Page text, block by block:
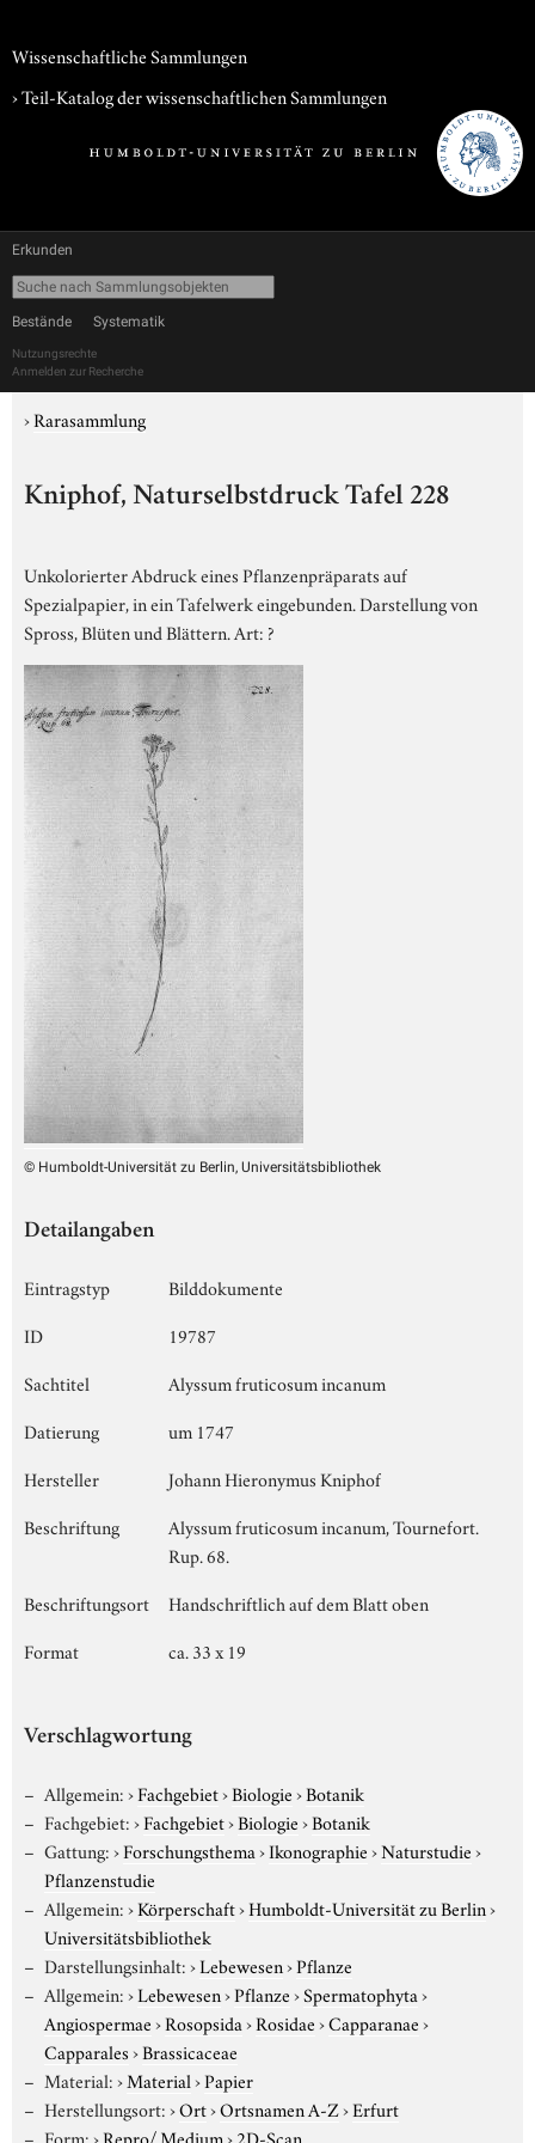
Wissenschaftliche Sammlungen
› Teil-Katalog der wissenschaftlichen Sammlungen
Erkunden
Bestände Systematik
Nutzungsrechte
Anmelden zur Recherche
›Rarasammlung
Kniphof, Naturselbstdruck Tafel 228
Unkolorierter Abdruck eines Pflanzenpräparats auf
Spezialpapier, in ein Tafelwerk eingebunden. Darstellung von
Spross, Blüten und Blättern. Art: ?
© Humboldt-Universität zu Berlin, Universitätsbibliothek
Detailangaben
Eintragstyp
Bilddokumente
ID
19787
Sachtitel
Alyssum fruticosum incanum
Datierung
um 1747
Hersteller
Johann Hieronymus Kniphof
Beschriftung
Alyssum fruticosum incanum, Tournefort.
Rup. 68.
Beschriftungsort
Handschriftlich auf dem Blatt oben
Format
ca. 33 x 19
Verschlagwortung
Allgemein:›Fachgebiet›Biologie›Botanik
Fachgebiet:›Fachgebiet›Biologie›Botanik
Gattung:›Forschungsthema›Ikonographie›Naturstudie›
Pflanzenstudie
Allgemein:›Körperschaft›Humboldt-Universität zu Berlin›
Universitätsbibliothek
Darstellungsinhalt:›Lebewesen›Pflanze
Allgemein:›Lebewesen›Pflanze›Spermatophyta›
Angiospermae›Rosopsida›Rosidae›Capparanae›
Capparales›Brassicaceae
Material:›Material›Papier
Herstellungsort:›Ort›Ortsnamen A-Z›Erfurt
Form:›Repro/ Medium›2D-Scan